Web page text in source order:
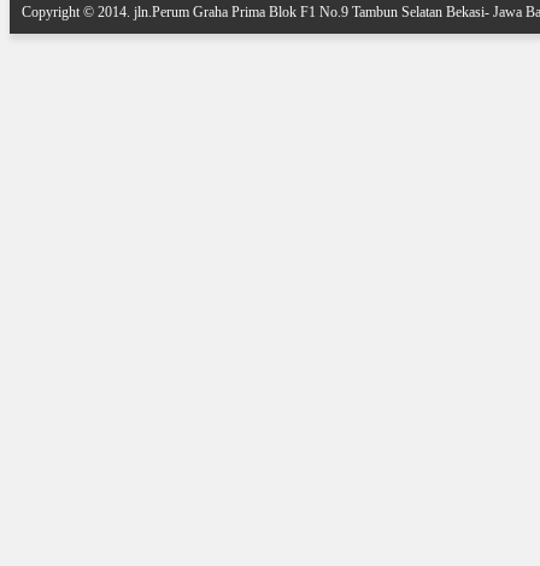
Copyright © 2014. jln.Perum Graha Prima Blok F1 No.9 Tambun Selatan Bekasi- Jawa